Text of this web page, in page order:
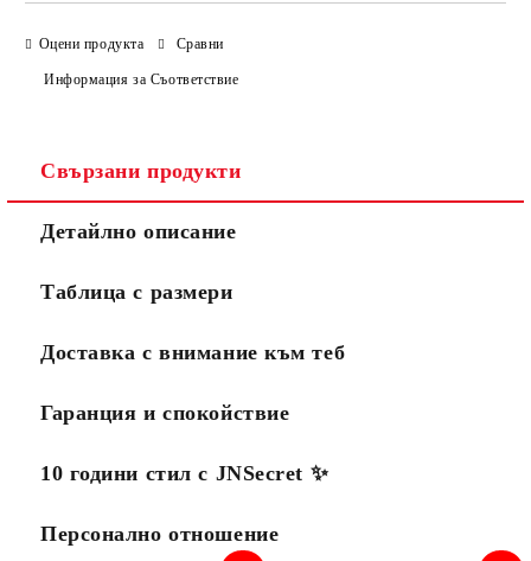
Оцени продукта Сравни
Информация за Съответствие
Свързани продукти
Детайлно описание
Таблица с размери
Доставка с внимание към теб
Гаранция и спокойствие
10 години стил с JNSecret ✨️
Персонално отношение